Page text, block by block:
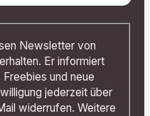
Newsletter von
Er informiert
und neue
jederzeit über
widerrufen. Weitere